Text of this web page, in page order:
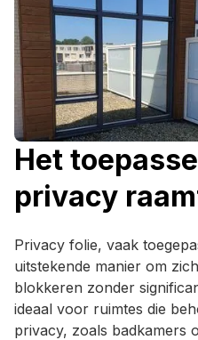
Het
privacy
Privacy folie, vaak
uitstekende manier om
blokkeren zonder
ideaal voor ruimtes die
privacy, zoals badkamers